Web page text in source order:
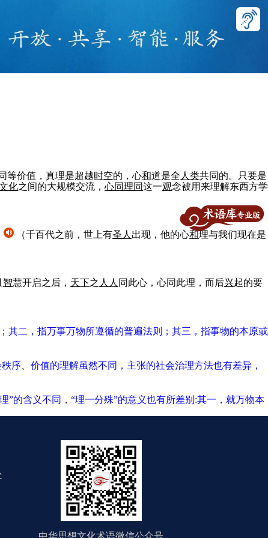
等价值，真理是超越时空的，心和道是全 人 类共同的。只要是
化之间的大规模交流， 心同理同这一观念被用来理解东西方学
（千百代之前，世上有圣 人 出现，他的心和理与我们现在是
智慧开启之后， 天下之 人 人 同此心，心同此理，而后兴起的要
其二，指万事万物所遵循的普遍法则；其三，指事物的本原或
序、价值的理解虽然不同，主张的社会治理方法也有差异，
”的含义不同，“理一分殊”的意义也有所差别:其一，就万物本